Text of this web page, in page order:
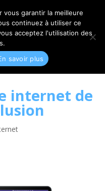
CORBET.NET
internet de
vous garantir la meilleure
continuez à utiliser ce
acceptez l'utilisation des
savoir plus